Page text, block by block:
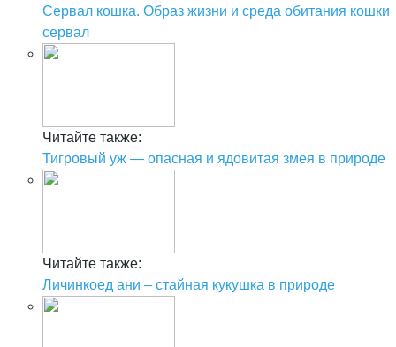
Сервал кошка. Образ жизни и среда обитания кошки
сервал
Читайте также:
Тигровый уж — опасная и ядовитая змея в природе
Читайте также:
Личинкоед ани – стайная кукушка в природе